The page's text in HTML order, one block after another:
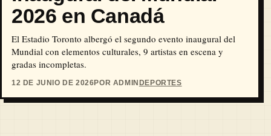
2026 en Canadá
El Estadio Toronto albergó el segundo evento inaugural del
Mundial con elementos culturales, 9 artistas en escena y
gradas incompletas.
12 DE JUNIO DE 2026POR ADMINDEPORTES